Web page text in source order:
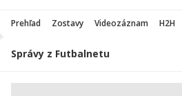
Prehľad Zostavy Videozáznam H2H
Správy z Futbalnetu